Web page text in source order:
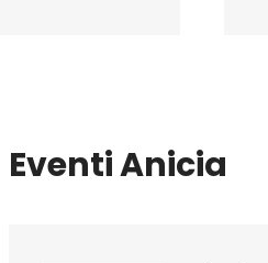
Eventi Anicia